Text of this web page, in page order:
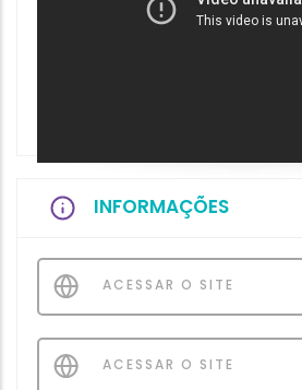
INFORMAÇÕES
ACESSAR O SITE
ACESSAR O SITE